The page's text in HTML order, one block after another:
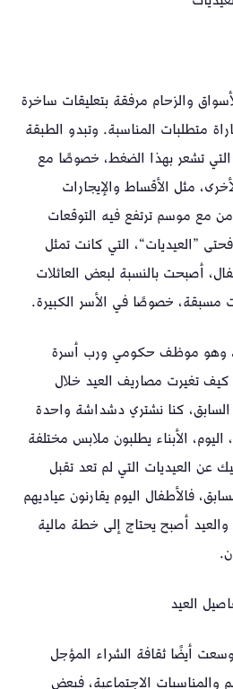
والزحام مرفقة بتعليقات ساخرة
متطلبات المناسبة. وتبدو الطبقة
تشعر بهذا الضغط، خصوصًا مع
مثل الأقساط والإيجارات
مع موسم ترتفع فيه التوقعات
”العيديات“، التي كانت تمثل
أصبحت بالنسبة لبعض العائلات
مسبقة، خصوصًا في الأسر الكبيرة.
ماجد (52 عامًا)، وهو موظف حكومي ورب أسرة
“أثير” كيف تغيرت مصاريف العيد خلال
السابق، كنا نشتري دشداشة واحدة
الأبناء يطلبون ملابس مختلفة
عن العيديات التي لم تعد تقبل
فالأطفال اليوم يقارنون عياديهم
أصبح يحتاج إلى خطة مالية
العيد
أيضًا ثقافة الشراء المؤجل
الاجتماعية، فبعض